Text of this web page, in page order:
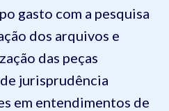
gasto com a pesquisa
dos arquivos e
das peças
jurisprudência
em entendimentos de